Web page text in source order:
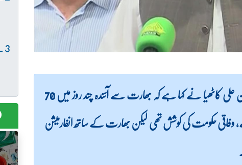
(لاہور نیوز) ڈائریکٹر جنرل پی ڈی ایم اے عرفان علی کاٹھیا نے کہا ہے کہ بھارت سے آئندہ چند روز میں 70
حکومت کی کوشش تھی لیکن بھارت کے ساتھ انفارمیشن